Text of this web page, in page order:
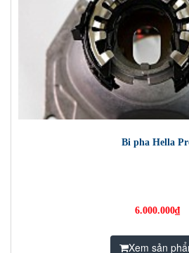
Bi pha Hella
6.000.000₫
Xem sản